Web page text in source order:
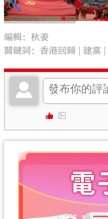
編輯：秋姜
關鍵詞： 香港回歸 建黨